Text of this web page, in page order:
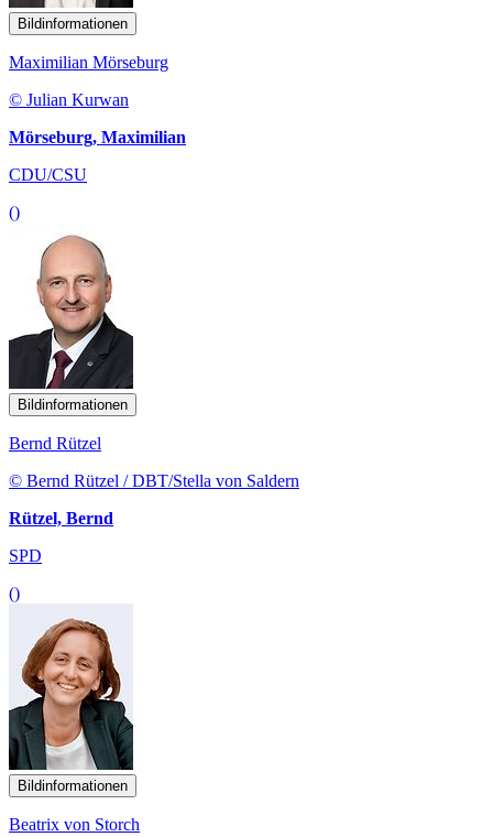
Bildinformationen
Maximilian Mörseburg
© Julian Kurwan
Mörseburg, Maximilian
CDU/CSU
()
Bildinformationen
Bernd Rützel
© Bernd Rützel / DBT/Stella von Saldern
Rützel, Bernd
SPD
()
Bildinformationen
Beatrix von Storch